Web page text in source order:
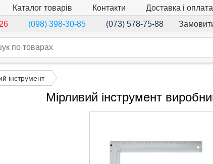
Каталог товарів Контакти Доставка і оплата
(098) 398-30-85 (073) 578-75-88
інструмент
Мірливий інструмент